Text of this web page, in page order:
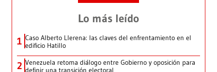
Lo más leído
1 Caso Alberto Llerena: las claves del enfrentamiento en el
edificio Hatillo
2 Venezuela retoma diálogo entre Gobierno y oposición para